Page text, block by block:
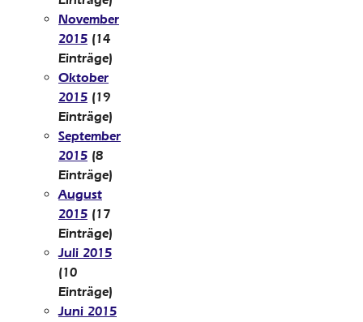
November
2015 (14
Einträge)
Oktober
2015 (19
Einträge)
September
2015 (8
Einträge)
August
2015 (17
Einträge)
Juli 2015
(10
Einträge)
Juni 2015